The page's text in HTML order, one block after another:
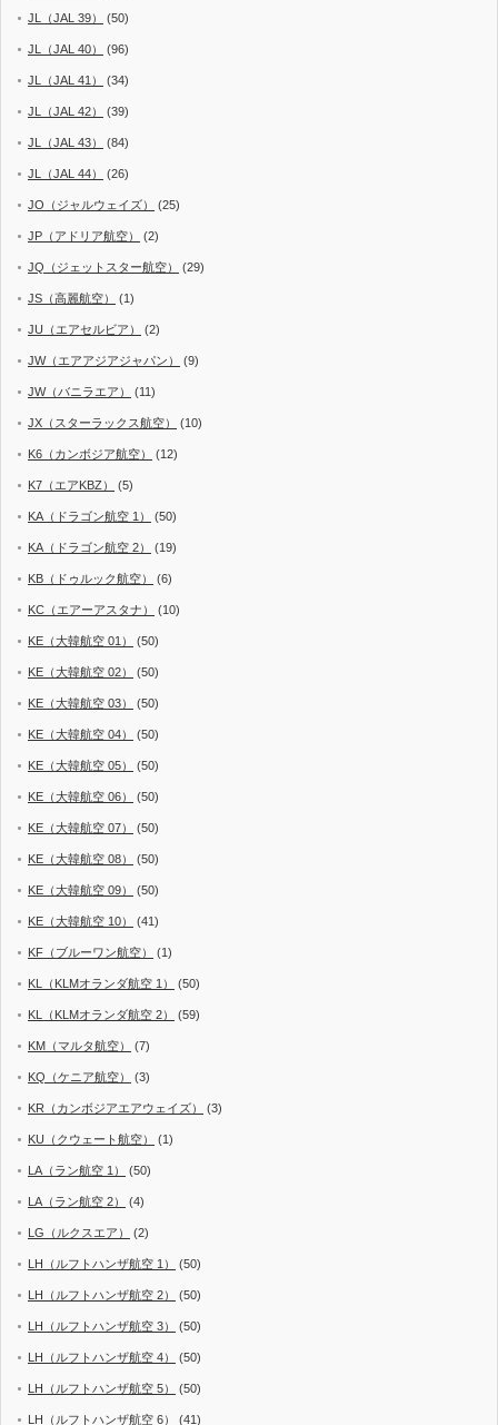
JL（JAL 39） (50)
JL（JAL 40） (96)
JL（JAL 41） (34)
JL（JAL 42） (39)
JL（JAL 43） (84)
JL（JAL 44） (26)
JO（ジャルウェイズ） (25)
JP（アドリア航空） (2)
JQ（ジェットスター航空） (29)
JS（高麗航空） (1)
JU（エアセルビア） (2)
JW（エアアジアジャパン） (9)
JW（バニラエア） (11)
JX（スターラックス航空） (10)
K6（カンボジア航空） (12)
K7（エアKBZ） (5)
KA（ドラゴン航空 1） (50)
KA（ドラゴン航空 2） (19)
KB（ドゥルック航空） (6)
KC（エアーアスタナ） (10)
KE（大韓航空 01） (50)
KE（大韓航空 02） (50)
KE（大韓航空 03） (50)
KE（大韓航空 04） (50)
KE（大韓航空 05） (50)
KE（大韓航空 06） (50)
KE（大韓航空 07） (50)
KE（大韓航空 08） (50)
KE（大韓航空 09） (50)
KE（大韓航空 10） (41)
KF（ブルーワン航空） (1)
KL（KLMオランダ航空 1） (50)
KL（KLMオランダ航空 2） (59)
KM（マルタ航空） (7)
KQ（ケニア航空） (3)
KR（カンボジアエアウェイズ） (3)
KU（クウェート航空） (1)
LA（ラン航空 1） (50)
LA（ラン航空 2） (4)
LG（ルクスエア） (2)
LH（ルフトハンザ航空 1） (50)
LH（ルフトハンザ航空 2） (50)
LH（ルフトハンザ航空 3） (50)
LH（ルフトハンザ航空 4） (50)
LH（ルフトハンザ航空 5） (50)
LH（ルフトハンザ航空 6） (41)